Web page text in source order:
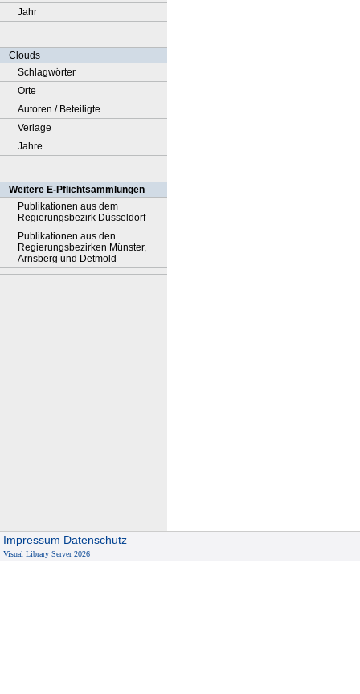
Jahr
Clouds
Schlagwörter
Orte
Autoren / Beteiligte
Verlage
Jahre
Weitere E-Pflichtsammlungen
Publikationen aus dem
Regierungsbezirk Düsseldorf
Publikationen aus den
Regierungsbezirken Münster,
Arnsberg und Detmold
Impressum Datenschutz
Visual Library Server 2026